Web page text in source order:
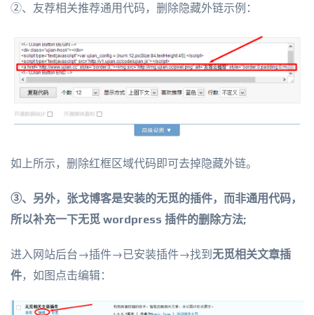
②、友荐相关推荐通用代码，删除隐藏外链示例：
如上所示，删除红框区域代码即可去掉隐藏外链。
③、另外，张戈博客是安装的无觅的插件，而非通用代码，
所以补充一下无觅 wordpress 插件的删除方法;
进入网站后台→插件→已安装插件→找到 无觅相关文章插
件，如图点击编辑：